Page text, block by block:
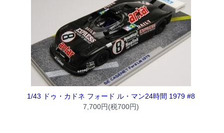
1/43 ドゥ・カドネ フォード ル・マン24時間 1979 #8
7,700円(税700円)